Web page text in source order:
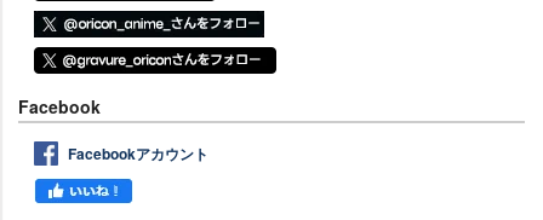
Facebook
Facebookアカウント